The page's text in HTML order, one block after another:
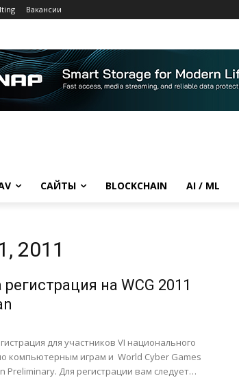
Вакансии
САЙТЫ BLOCKCHAIN AI / ML
2011
на WCG 2011
для участников VI национального
компьютерным играм и World Cyber Games
Preliminary. Для регистрации вам следует